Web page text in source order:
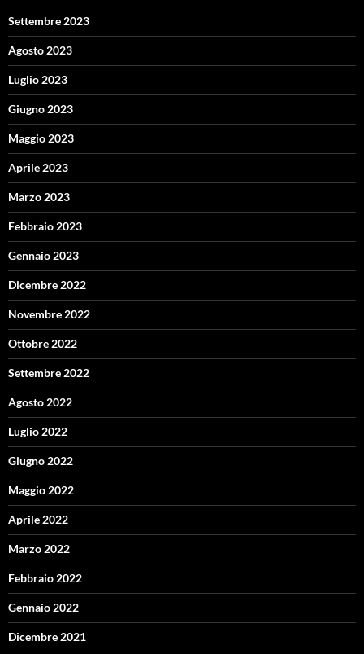
Settembre 2023
Agosto 2023
Luglio 2023
Giugno 2023
Maggio 2023
Aprile 2023
Marzo 2023
Febbraio 2023
Gennaio 2023
Dicembre 2022
Novembre 2022
Ottobre 2022
Settembre 2022
Agosto 2022
Luglio 2022
Giugno 2022
Maggio 2022
Aprile 2022
Marzo 2022
Febbraio 2022
Gennaio 2022
Dicembre 2021